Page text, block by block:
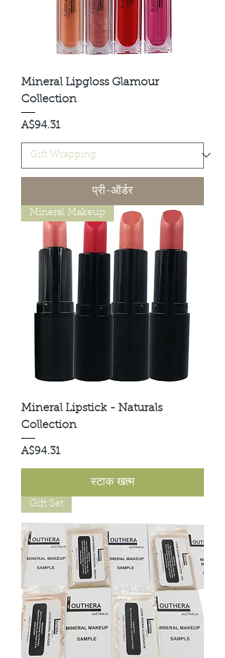
Mineral Lipgloss Glamour
Collection
मूल्य
A$94.31
प्री-ऑर्डर
Mineral Makeup
Mineral Lipstick - Naturals
Collection
मूल्य
A$94.31
स्टाक खत्म
Gift Set